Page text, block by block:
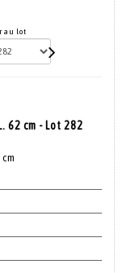
au lot
62 cm - Lot 282